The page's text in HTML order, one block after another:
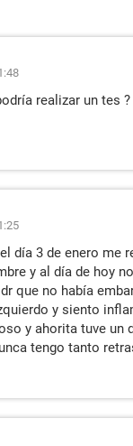
realizar un tes ?
día 3 de enero me
y al día de hoy
que no había
y siento
y ahorita tuve
tengo tanto